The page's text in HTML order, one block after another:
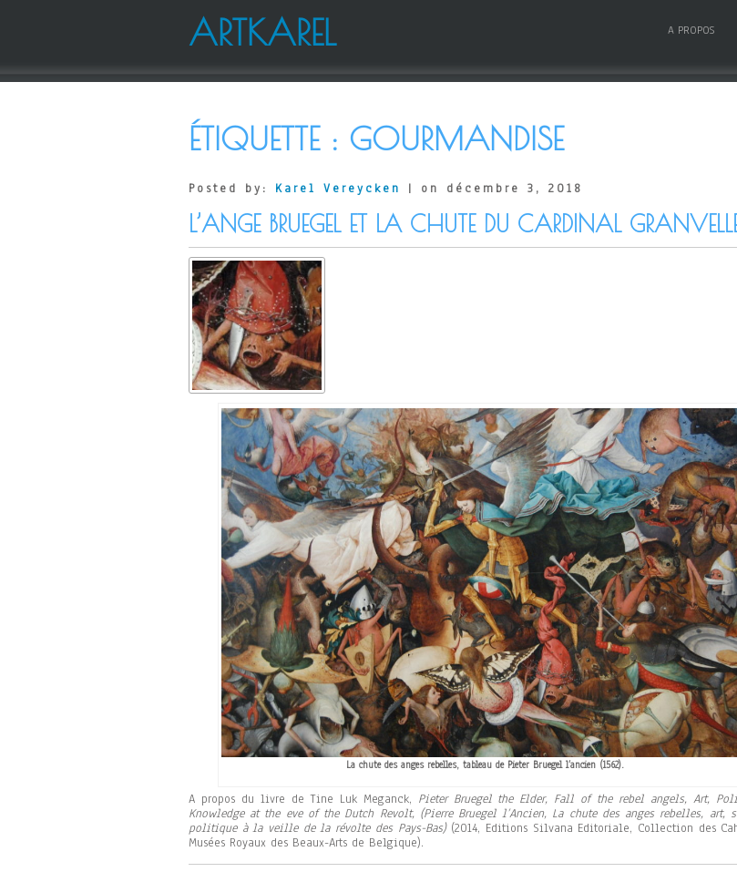
ARTKAREL A PROPOS
ÉTIQUETTE : GOURMANDISE
Posted by: Karel Vereycken | on décembre 3, 2018
L’ANGE BRUEGEL ET LA CHUTE DU CARDINAL
La chute des anges rebelles, tableau de Pieter Bruegel l’ancien (1562).
A propos du livre de Tine Luk Meganck, Pieter Bruegel the Elder, Fall of the rebel angels, Art,
Knowledge at the eve of the Dutch Revolt, (Pierre Bruegel l’Ancien, La chute des anges rebelles, art,
politique à la veille de la révolte des Pays-Bas)(2014, Editions Silvana Editoriale, Collection des
Musées Royaux des Beaux-Arts de Belgique).